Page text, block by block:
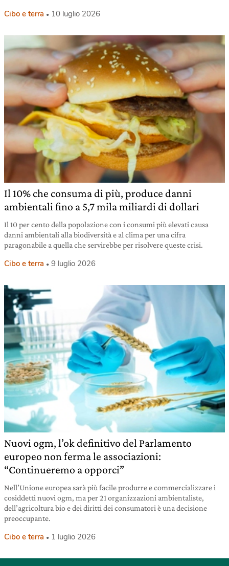
Cibo e terra 10 luglio 2026
Il 10% che consuma di più, produce danni
ambientali fino a 5,7 mila miliardi di dollari
Il 10 per cento della popolazione con i consumi più elevati causa
danni ambientali alla biodiversità e al clima per una cifra
paragonabile a quella che servirebbe per risolvere queste crisi.
Cibo e terra 9 luglio 2026
Nuovi ogm, l’ok definitivo del Parlamento
europeo non ferma le associazioni:
“Continueremo a opporci”
Nell’Unione europea sarà più facile produrre e commercializzare i
cosiddetti nuovi ogm, ma per 21 organizzazioni ambientaliste,
dell’agricoltura bio e dei diritti dei consumatori è una decisione
preoccupante.
Cibo e terra 1 luglio 2026